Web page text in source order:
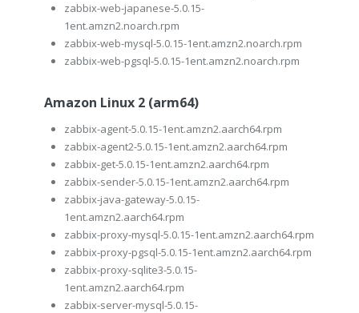
zabbix-web-japanese-5.0.15-
1ent.amzn2.noarch.rpm
zabbix-web-mysql-5.0.15-1ent.amzn2.noarch.rpm
zabbix-web-pgsql-5.0.15-1ent.amzn2.noarch.rpm
Amazon Linux 2 (arm64)
zabbix-agent-5.0.15-1ent.amzn2.aarch64.rpm
zabbix-agent2-5.0.15-1ent.amzn2.aarch64.rpm
zabbix-get-5.0.15-1ent.amzn2.aarch64.rpm
zabbix-sender-5.0.15-1ent.amzn2.aarch64.rpm
zabbix-java-gateway-5.0.15-
1ent.amzn2.aarch64.rpm
zabbix-proxy-mysql-5.0.15-1ent.amzn2.aarch64.rpm
zabbix-proxy-pgsql-5.0.15-1ent.amzn2.aarch64.rpm
zabbix-proxy-sqlite3-5.0.15-
1ent.amzn2.aarch64.rpm
zabbix-server-mysql-5.0.15-